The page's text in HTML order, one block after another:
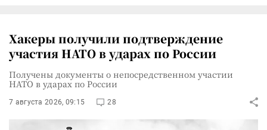
Хакеры получили подтверждение
участия НАТО в ударах по России
Получены документы о непосредственном участии
НАТО в ударах по России
7 августа 2026, 09:15 28